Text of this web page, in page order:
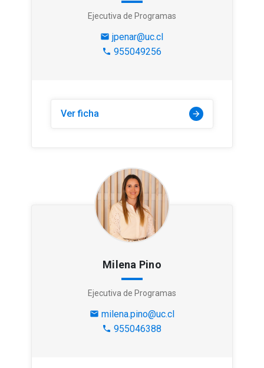
Ejecutiva de Programas
mail jpenar@uc.cl
phone 955049256
Ver ficha arrow_forward
Milena Pino
Ejecutiva de Programas
mail milena.pino@uc.cl
phone 955046388